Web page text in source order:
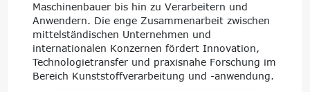
Maschinenbauer bis hin zu Verarbeitern und
Anwendern. Die enge Zusammenarbeit zwischen
mittelständischen Unternehmen und
internationalen Konzernen fördert Innovation,
Technologietransfer und praxisnahe Forschung im
Bereich Kunststoffverarbeitung und -anwendung.